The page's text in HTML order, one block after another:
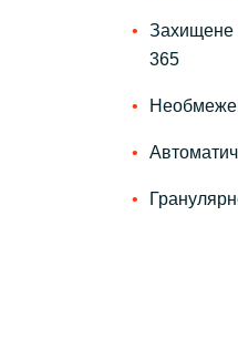
Захищене
365